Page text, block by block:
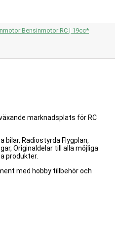
Bensinmotor RC | 19cc*
marknadsplats för RC
bilar, Radiostyrda Flygplan,
Originaldelar till alla möjliga
produkter.
med hobby tillbehör och